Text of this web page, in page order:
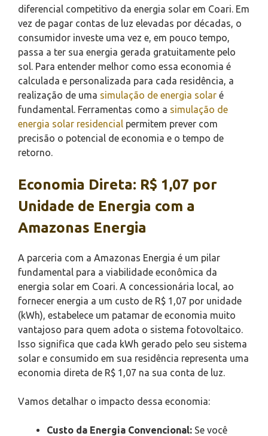
diferencial competitivo da energia solar em Coari. Em
vez de pagar contas de luz elevadas por décadas, o
consumidor investe uma vez e, em pouco tempo,
passa a ter sua energia gerada gratuitamente pelo
sol. Para entender melhor como essa economia é
calculada e personalizada para cada residência, a
realização de uma simulação de energia solar é
fundamental. Ferramentas como a simulação de
energia solar residencial permitem prever com
precisão o potencial de economia e o tempo de
retorno.
Economia Direta: R$ 1,07 por
Unidade de Energia com a
Amazonas Energia
A parceria com a Amazonas Energia é um pilar
fundamental para a viabilidade econômica da
energia solar em Coari. A concessionária local, ao
fornecer energia a um custo de R$ 1,07 por unidade
(kWh), estabelece um patamar de economia muito
vantajoso para quem adota o sistema fotovoltaico.
Isso significa que cada kWh gerado pelo seu sistema
solar e consumido em sua residência representa uma
economia direta de R$ 1,07 na sua conta de luz.
Vamos detalhar o impacto dessa economia:
Custo da Energia Convencional: Se você